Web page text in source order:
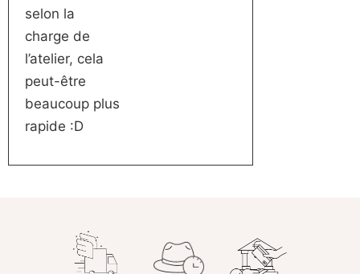
selon la
charge de
l’atelier, cela
peut-être
beaucoup plus
rapide :D